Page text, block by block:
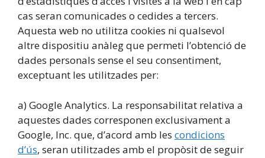
cas seran comunicades o cedides a tercers.
Aquesta web no utilitza cookies ni qualsevol
altre dispositiu anàleg que permeti l’obtenció de
dades personals sense el seu consentiment,
exceptuant les utilitzades per:
a) Google Analytics. La responsabilitat relativa a
aquestes dades corresponen exclusivament a
Google, Inc. que, d’acord amb les condicions
d’ús, seran utilitzades amb el propòsit de seguir